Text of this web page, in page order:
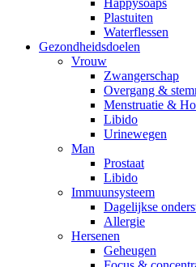
Happysoaps
Plastuiten
Waterflessen
Gezondheidsdoelen
Vrouw
Zwangerschap
Overgang &
Menstruatie &
Libido
Urinewegen
Man
Prostaat
Libido
Immuunsysteem
Dagelijkse
Allergie
Hersenen
Geheugen